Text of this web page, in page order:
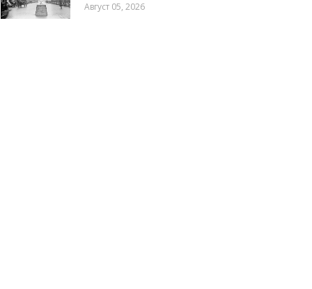
Август 05, 2026